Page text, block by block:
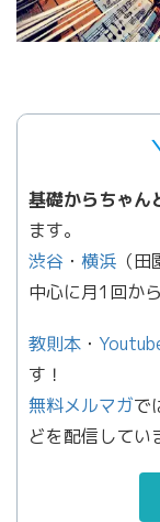
基礎からちゃん
ます。
渋谷 ・ 横浜 （
中心に月1回か
教則本 ・
す！
無料メルマガで
どを配信してい